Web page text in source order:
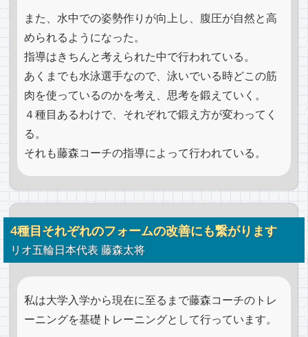
また、水中での姿勢作りが向上し、腹圧が自然と高
められるようになった。
指導はきちんと考えられた中で行われている。
あくまでも水泳選手なので、泳いでいる時どこの筋
肉を使っているのかを考え、思考を鍛えていく。
４種目あるわけで、それぞれで鍛え方が変わってく
る。
それも藤森コーチの指導によって行われている。
4種目それぞれのフォームの改善にも繋がります
リオ五輪日本代表 藤森太将
私は大学入学から現在に至るまで藤森コーチのトレ
ーニングを基礎トレーニングとして行っています。